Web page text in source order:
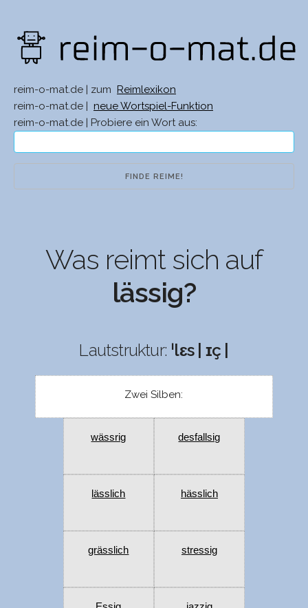
reim-o-mat.de | zum
Reimlexikon
reim-o-mat.de |
neue Wortspiel-Funktion
reim-o-mat.de | Probiere ein Wort aus:
Was reimt sich auf
lässig?
Lautstruktur: ˈlɛs | ɪç |
Zwei Silben:
wässrig desfallsig
lässlich hässlich
grässlich stressig